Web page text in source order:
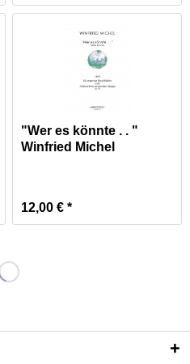
"Wer es könnte . . "
Winfried Michel
12,00 € *